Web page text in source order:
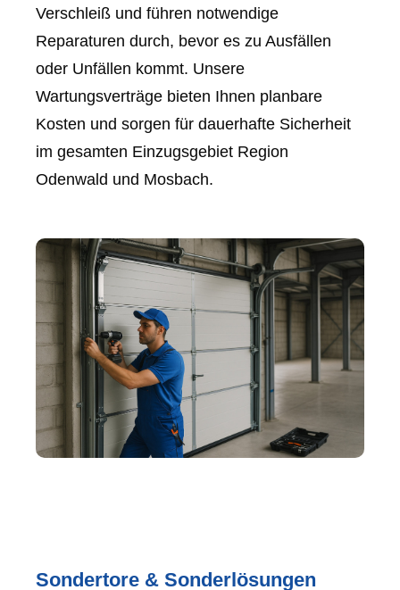
Verschleiß und führen notwendige
Reparaturen durch, bevor es zu Ausfällen
oder Unfällen kommt. Unsere
Wartungsverträge bieten Ihnen planbare
Kosten und sorgen für dauerhafte Sicherheit
im gesamten Einzugsgebiet Region
Odenwald und Mosbach.
Sondertore & Sonderlösungen